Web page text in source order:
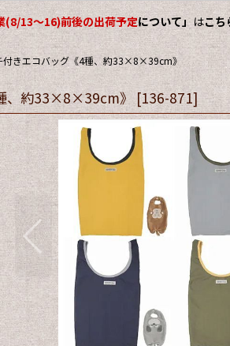
(8/13～16)前後の出荷予定について」 はこち
きエコバッグ《4種、約33×8×39cm》
、約33×8×39cm》 [136-871]